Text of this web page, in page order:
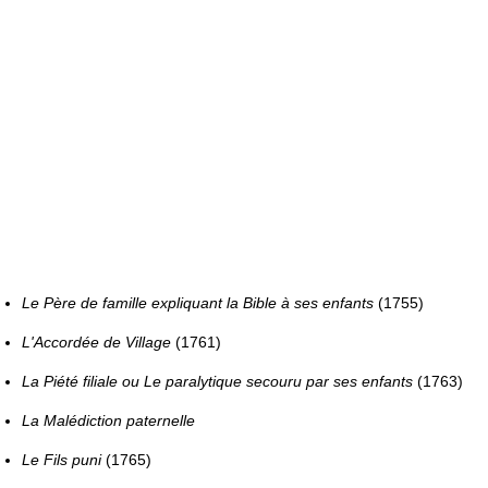
Le Père de famille expliquant la Bible à ses enfants (1755)
L'Accordée de Village (1761)
La Piété filiale ou Le paralytique secouru par ses enfants (1763)
La Malédiction paternelle
Le Fils puni(1765)